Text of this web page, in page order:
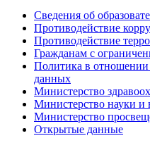
Сведения об
Противодействие
Противодействие
Гражданам с
Политика в отношении
данных
Министерство
Министерство науки и
Министерство
Открытые данные